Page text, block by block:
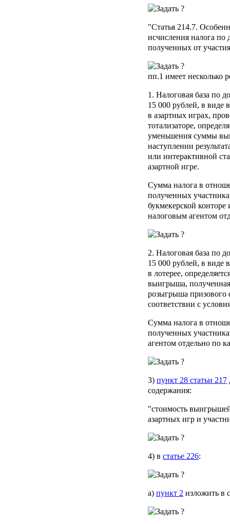
"Статья 214.7.
исчисления налога
полученных от
пп.1 имеет несколько
1. Налоговая база по
15 000 рублей, в виде
в азартных играх,
тотализаторе,
уменьшения суммы
наступлении
или интерактивной
азартной игре.
Сумма налога в
полученных
букмекерской конторе
налоговым агентом
2. Налоговая база по
15 000 рублей, в виде
в лотерее,
выигрыша, полученная
розыгрыша призового
соответствии с
Сумма налога в
полученных
агентом отдельно по
3) пункт 28 статьи 217
содержания:
"стоимость
азартных игр и
4) в статье 226:
а) пункт 2 изложить в